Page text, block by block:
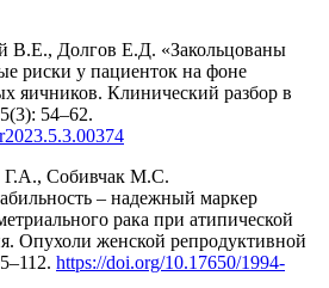
В.Е., Долгов Е.Д. «Закольцованы
риски у пациенток на фоне
яичников. Клинический разбор в
54–62.
Г.А., Собивчак М.С.
– надежный маркер
рака при атипической
Опухоли женской репродуктивной
https://doi.org/10.17650/1994-